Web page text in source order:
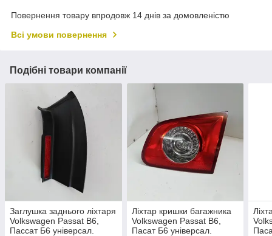
Повернення товару впродовж 14 днів за домовленістю
Всі умови повернення
Подібні товари компанії
Заглушка заднього ліхтаря
Volkswagen Passat B6,
Пассат Б6 універсал.
Ліхтар кришки багажника
Volkswagen Passat B6,
Пасат Б6 універсал.